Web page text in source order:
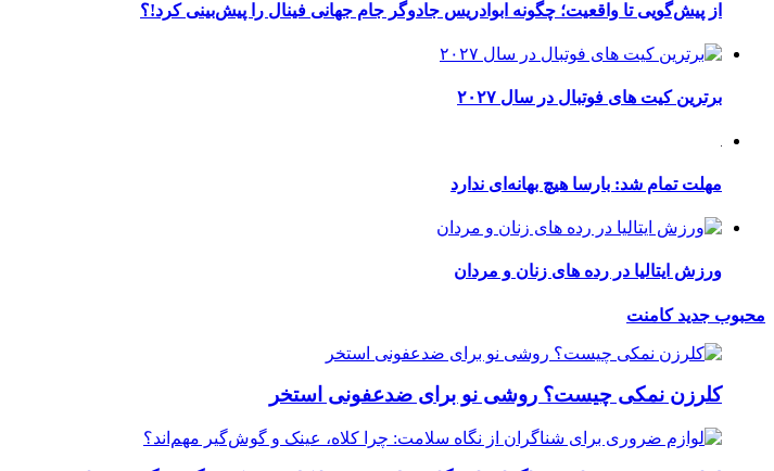
از پیش‌گویی تا واقعیت؛ چگونه ابوادریس جادوگر جام جهانی فینال را پیش‌بینی کرد!؟
برترین کیت های فوتبال در سال ۲۰۲۷
مهلت تمام شد: بارسا هیچ بهانه‌‌ای ندارد
ورزش ایتالیا در رده های زنان و مردان
محبوب جدیدکامنت
کلرزن نمکی چیست؟ روشی نو برای ضدعفونی استخر